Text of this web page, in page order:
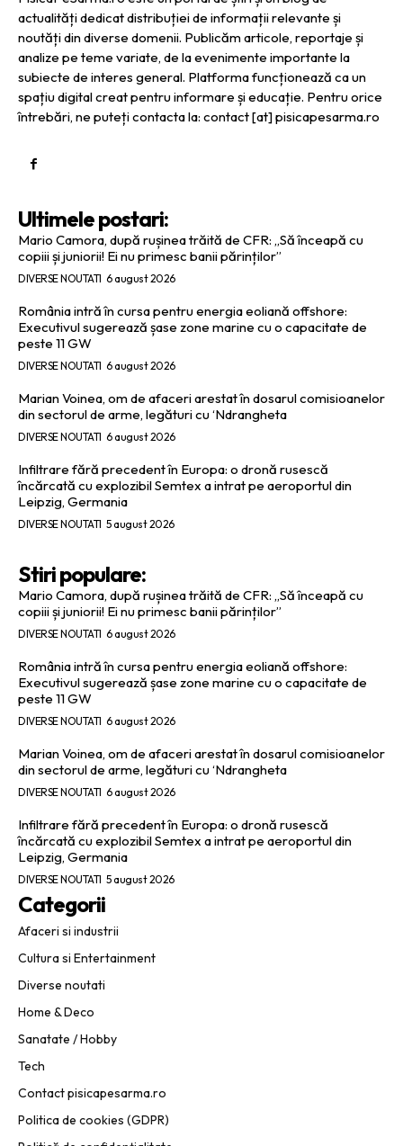
actualități dedicat distribuției de informații relevante și
noutăți din diverse domenii. Publicăm articole, reportaje și
analize pe teme variate, de la evenimente importante la
subiecte de interes general. Platforma funcționează ca un
spațiu digital creat pentru informare și educație. Pentru orice
întrebări, ne puteți contacta la: contact [at] pisicapesarma.ro
Ultimele postari:
Mario Camora, după rușinea trăită de CFR: „Să înceapă cu
copiii și juniorii! Ei nu primesc banii părinților”
DIVERSE NOUTATI 6 august 2026
România intră în cursa pentru energia eoliană offshore:
Executivul sugerează șase zone marine cu o capacitate de
peste 11 GW
DIVERSE NOUTATI 6 august 2026
Marian Voinea, om de afaceri arestat în dosarul comisioanelor
din sectorul de arme, legături cu ‘Ndrangheta
DIVERSE NOUTATI 6 august 2026
Infiltrare fără precedent în Europa: o dronă rusescă
încărcată cu explozibil Semtex a intrat pe aeroportul din
Leipzig, Germania
DIVERSE NOUTATI 5 august 2026
Stiri populare:
Mario Camora, după rușinea trăită de CFR: „Să înceapă cu
copiii și juniorii! Ei nu primesc banii părinților”
DIVERSE NOUTATI 6 august 2026
România intră în cursa pentru energia eoliană offshore:
Executivul sugerează șase zone marine cu o capacitate de
peste 11 GW
DIVERSE NOUTATI 6 august 2026
Marian Voinea, om de afaceri arestat în dosarul comisioanelor
din sectorul de arme, legături cu ‘Ndrangheta
DIVERSE NOUTATI 6 august 2026
Infiltrare fără precedent în Europa: o dronă rusescă
încărcată cu explozibil Semtex a intrat pe aeroportul din
Leipzig, Germania
DIVERSE NOUTATI 5 august 2026
Categorii
Afaceri si industrii
Cultura si Entertainment
Diverse noutati
Home & Deco
Sanatate / Hobby
Tech
Contact pisicapesarma.ro
Politica de cookies (GDPR)